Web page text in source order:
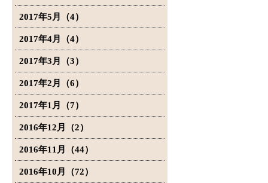
2017年5月（4）
2017年4月（4）
2017年3月（3）
2017年2月（6）
2017年1月（7）
2016年12月（2）
2016年11月（44）
2016年10月（72）